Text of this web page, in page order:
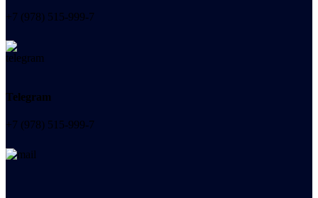
+7 (978) 515-999-7
Telegram
+7 (978) 515-999-7